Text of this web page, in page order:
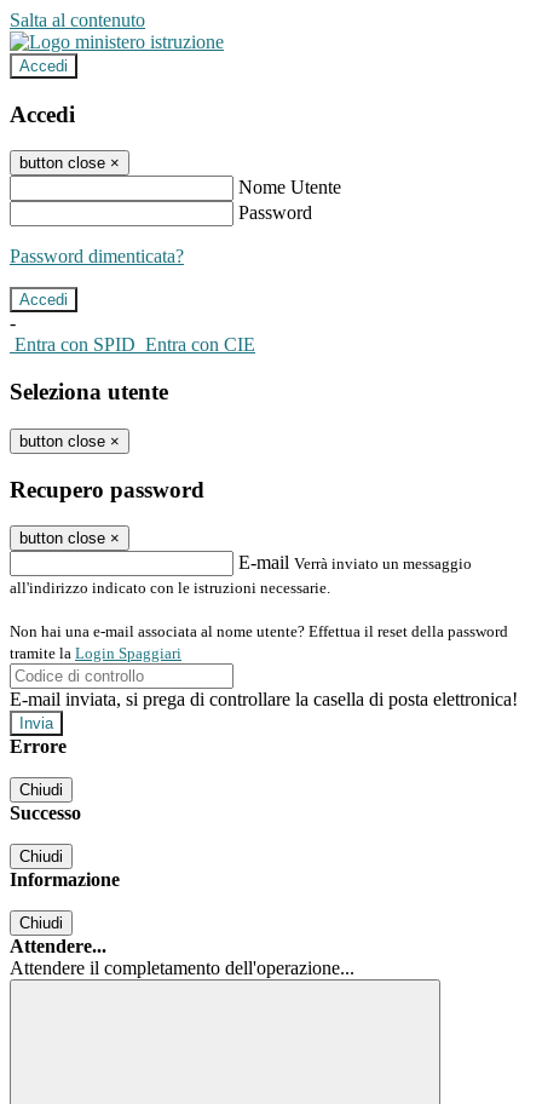
Salta al contenuto
Accedi
Accedi
button close ×
Nome Utente
Password
Password dimenticata?
-
Entra con SPID Entra con CIE
Seleziona utente
button close ×
Recupero password
button close ×
E-mail Verrà inviato un messaggio
all'indirizzo indicato con le istruzioni necessarie.
Non hai una e-mail associata al nome utente? Effettua il reset della password
tramite la Login Spaggiari
E-mail inviata, si prega di controllare la casella di posta elettronica!
Errore
Chiudi
Successo
Chiudi
Informazione
Chiudi
Attendere...
Attendere il completamento dell'operazione...